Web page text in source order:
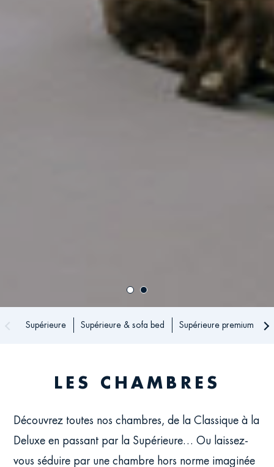
Scroll
Supérieure Supérieure & sofa bed Supérieure premium
LES CHAMBRES
Découvrez toutes nos chambres, de la Classique à la
Deluxe en passant par la Supérieure… Ou laissez-
vous séduire par une chambre hors norme imaginée